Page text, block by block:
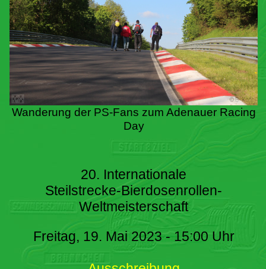
Wanderung der PS-Fans zum Adenauer Racing
Day
20. Internationale
Steilstrecke-Bierdosenrollen-
Weltmeisterschaft
Freitag, 19. Mai 2023 - 15:00 Uhr